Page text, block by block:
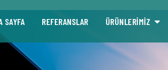
SAYFA REFERANSLAR ÜRÜNLERİMİZ